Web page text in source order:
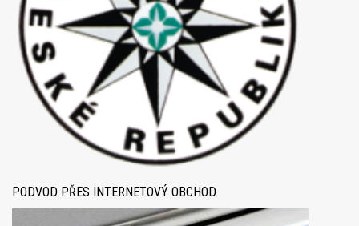
PODVOD PŘES INTERNETOVÝ OBCHOD